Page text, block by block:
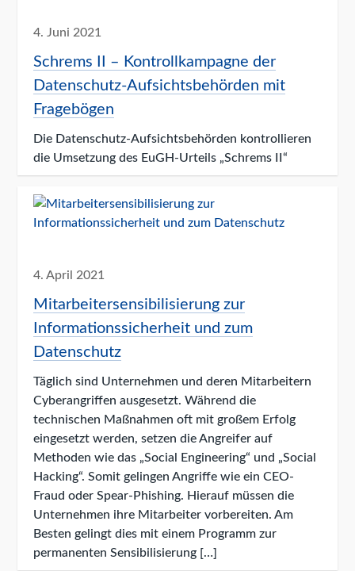
4. Juni 2021
Schrems II – Kontrollkampagne der
Datenschutz-Aufsichtsbehörden mit
Fragebögen
Die Datenschutz-Aufsichtsbehörden kontrollieren
die Umsetzung des EuGH-Urteils „Schrems II“
4. April 2021
Mitarbeitersensibilisierung zur
Informationssicherheit und zum
Datenschutz
Täglich sind Unternehmen und deren Mitarbeitern
Cyberangriffen ausgesetzt. Während die
technischen Maßnahmen oft mit großem Erfolg
eingesetzt werden, setzen die Angreifer auf
Methoden wie das „Social Engineering“ und „Social
Hacking“. Somit gelingen Angriffe wie ein CEO-
Fraud oder Spear-Phishing. Hierauf müssen die
Unternehmen ihre Mitarbeiter vorbereiten. Am
Besten gelingt dies mit einem Programm zur
permanenten Sensibilisierung […]